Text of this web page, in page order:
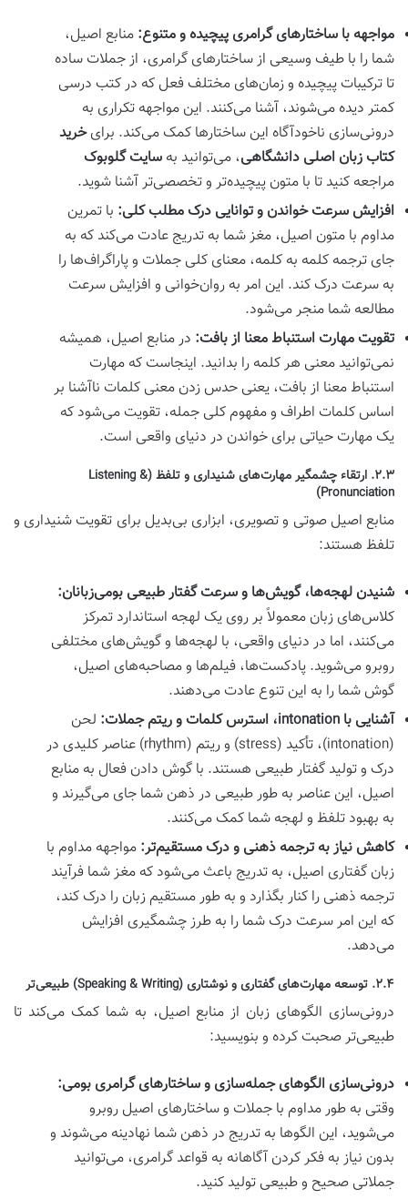
مواجهه با ساختارهای گرامری پیچیده و متنوع: منابع اصیل،
شما را با طیف وسیعی از ساختارهای گرامری، از جملات ساده
تا ترکیبات پیچیده و زمان‌های مختلف فعل که در کتب درسی
کمتر دیده می‌شوند، آشنا می‌کنند. این مواجهه تکراری به
درونی‌سازی ناخودآگاه این ساختارها کمک می‌کند. برایخرید
کتاب زبان اصلی دانشگاهی، می‌توانید به سایت گلوبوک
مراجعه کنید تا با متون پیچیده‌تر و تخصصی‌تر آشنا شوید.
افزایش سرعت خواندن و توانایی درک مطلب کلی: با تمرین
مداوم با متون اصیل، مغز شما به تدریج عادت می‌کند که به
جای ترجمه کلمه به کلمه، معنای کلی جملات و پاراگراف‌ها را
به سرعت درک کند. این امر به روان‌خوانی و افزایش سرعت
مطالعه شما منجر می‌شود.
تقویت مهارت استنباط معنا از بافت: در منابع اصیل، همیشه
نمی‌توانید معنی هر کلمه را بدانید. اینجاست که مهارت
استنباط معنا از بافت، یعنی حدس زدن معنی کلمات ناآشنا بر
اساس کلمات اطراف و مفهوم کلی جمله، تقویت می‌شود که
یک مهارت حیاتی برای خواندن در دنیای واقعی است.
۲.۳. ارتقاء چشمگیر مهارت‌های شنیداری و تلفظ (Listening &
Pronunciation)
منابع اصیل صوتی و تصویری، ابزاری بی‌بدیل برای تقویت شنیداری و
تلفظ هستند:
شنیدن لهجه‌ها، گویش‌ها و سرعت گفتار طبیعی بومی‌زبانان:
کلاس‌های زبان معمولاً بر روی یک لهجه استاندارد تمرکز
می‌کنند، اما در دنیای واقعی، با لهجه‌ها و گویش‌های مختلفی
روبرو می‌شوید. پادکست‌ها، فیلم‌ها و مصاحبه‌های اصیل،
گوش شما را به این تنوع عادت می‌دهند.
آشنایی با intonation، استرس کلمات و ریتم جملات:
لحن
(intonation)، تأکید (stress) و ریتم (rhythm) عناصر کلیدی در
درک و تولید گفتار طبیعی هستند. با گوش دادن فعال به منابع
اصیل، این عناصر به طور طبیعی در ذهن شما جای می‌گیرند و
به بهبود تلفظ و لهجه شما کمک می‌کنند.
کاهش نیاز به ترجمه ذهنی و درک مستقیم‌تر: مواجهه مداوم با
زبان گفتاری اصیل، به تدریج باعث می‌شود که مغز شما فرآیند
ترجمه ذهنی را کنار بگذارد و به طور مستقیم زبان را درک کند،
که این امر سرعت درک شما را به طرز چشمگیری افزایش
می‌دهد.
۲.۴. توسعه مهارت‌های گفتاری و نوشتاری (Speaking & Writing) طبیعی‌تر
درونی‌سازی الگوهای زبان از منابع اصیل، به شما کمک می‌کند تا
طبیعی‌تر صحبت کرده و بنویسید:
درونی‌سازی الگوهای جمله‌سازی و ساختارهای گرامری بومی:
وقتی به طور مداوم با جملات و ساختارهای اصیل روبرو
می‌شوید، این الگوها به تدریج در ذهن شما نهادینه می‌شوند و
بدون نیاز به فکر کردن آگاهانه به قواعد گرامری، می‌توانید
جملاتی صحیح و طبیعی تولید کنید.